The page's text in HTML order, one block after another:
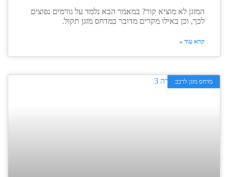
המזגן לא מוציא קור? במאמר הבא נלמד על גורמים נפוצים
לכך, וכן באילו מקרים מדובר במדחס מזגן תקול.
קרא עוד »
מדחס מזגן לרכב